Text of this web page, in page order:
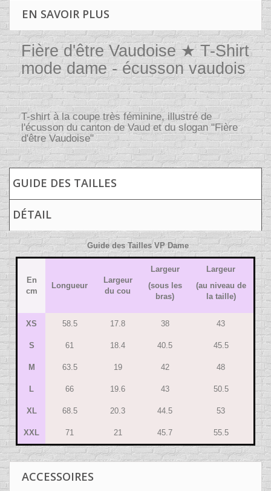
EN SAVOIR PLUS
Fière d'être Vaudoise ★ T-Shirt
mode dame - écusson vaudois
T-shirt à la coupe très féminine, illustré de
l'écusson du canton de Vaud et du slogan "Fière
d'être Vaudoise"
GUIDE DES TAILLES
DÉTAIL
Guide des Tailles VP Dame
En
cm
Longueur
Largeur
du cou
Largeur
(sous les
bras)
Largeur
(au niveau de
la taille)
XS 58.5 17.8 38 43
S 61 18.4 40.5 45.5
M 63.5 19 42 48
L 66 19.6 43 50.5
XL 68.5 20.3 44.5 53
XXL 71 21 45.7 55.5
ACCESSOIRES